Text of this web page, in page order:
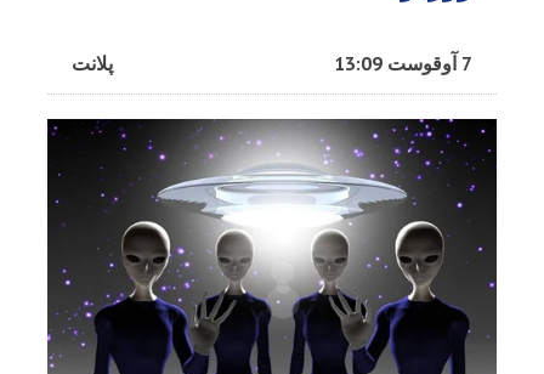
پلانت 7 آوقوست 13:09